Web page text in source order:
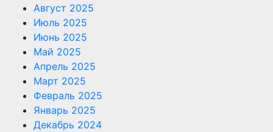
Август 2025
Июль 2025
Июнь 2025
Май 2025
Апрель 2025
Март 2025
Февраль 2025
Январь 2025
Декабрь 2024